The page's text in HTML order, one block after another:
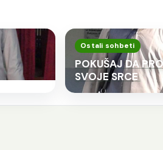
Ostali sohbeti
POKUŠAJ DA
SVOJE SRCE